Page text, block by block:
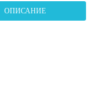
ОПИСАНИЕ